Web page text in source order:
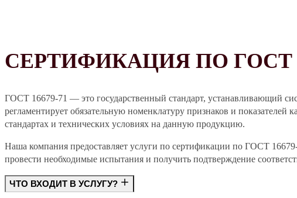
СЕРТИФИКАЦИЯ ПО ГОСТ
ГОСТ 16679-71 — это государственный стандарт, устанавливающий
регламентирует обязательную номенклатуру признаков и показателей
стандартах и технических условиях на данную продукцию.
Наша компания предоставляет услуги по сертификации по ГОСТ
провести необходимые испытания и получить подтверждение
ЧТО ВХОДИТ В УСЛУГУ?